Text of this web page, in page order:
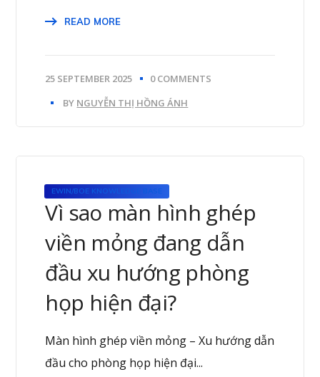
READ MORE
25 SEPTEMBER 2025
0 COMMENTS
BY NGUYỄN THỊ HỒNG ÁNH
EWIN/BOE KNOWLEDGE BASE
Vì sao màn hình ghép
viền mỏng đang dẫn
đầu xu hướng phòng
họp hiện đại?
Màn hình ghép viền mỏng – Xu hướng dẫn
đầu cho phòng họp hiện đại...